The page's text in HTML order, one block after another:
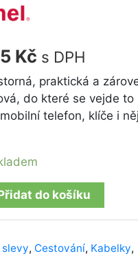
Kč s DPH
praktická a
do které se vejde to
telefon, klíče i
do košíku
slevy, Cestování, Kabelky,